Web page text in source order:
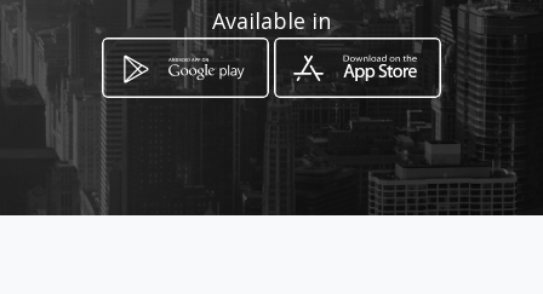
http://www.impacttransition.
pt/
-
Available in